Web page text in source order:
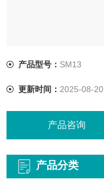
产品型号： SM13
更新时间： 2025-08-20
产品咨询
产品分类